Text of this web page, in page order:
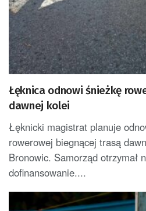
Łęknica odnowi śnieżkę
dawnej kolei
Łęknicki magistrat planuje
rowerowej biegnącej trasą
Bronowic. Samorząd otrzymał
dofinansowanie....